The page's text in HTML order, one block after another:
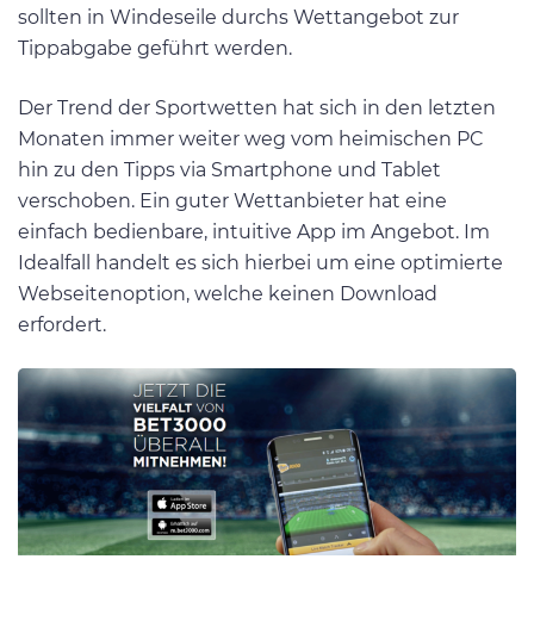
sollten in Windeseile durchs Wettangebot zur
Tippabgabe geführt werden.
Der Trend der Sportwetten hat sich in den letzten
Monaten immer weiter weg vom heimischen PC
hin zu den Tipps via Smartphone und Tablet
verschoben. Ein guter Wettanbieter hat eine
einfach bedienbare, intuitive App im Angebot. Im
Idealfall handelt es sich hierbei um eine optimierte
Webseitenoption, welche keinen Download
erfordert.